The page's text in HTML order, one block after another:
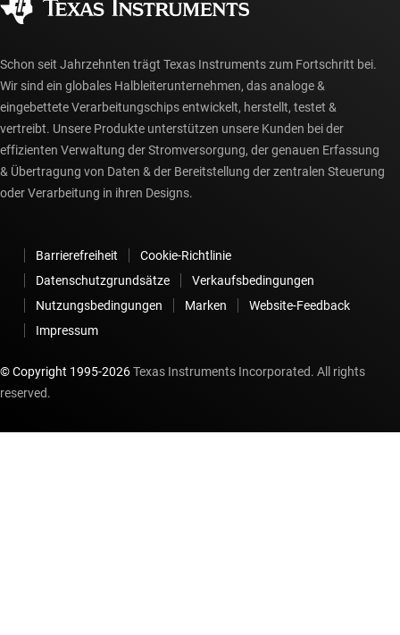
myTI-Konto FAQs
Schon seit Jahrzehnten trägt Texas Instruments zum Fortschritt bei.
Wir sind ein globales Halbleiterunternehmen, das analoge &
eingebettete Verarbeitungschips entwickelt, herstellt, testet &
vertreibt. Unsere Produkte unterstützen unsere Kunden bei der
effizienten Verwaltung der Stromversorgung, der genauen Erfassung
& Übertragung von Daten & der Bereitstellung der zentralen Steuerung
oder Verarbeitung in ihren Designs.
Barrierefreiheit
Cookie-Richtlinie
Datenschutzgrundsätze
Verkaufsbedingungen
Nutzungsbedingungen
Marken
Website-Feedback
Impressum
© Copyright 1995-2026Texas Instruments Incorporated. All rights
reserved.